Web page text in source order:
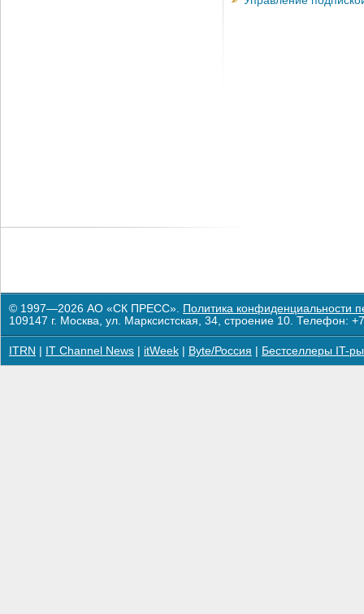
© 1997—2026 АО «СК ПРЕСС». Политика конфиденциальности
109147 г. Москва, ул. Марксистская, 34, строение 10. Телефон:
ITRN IT Channel News itWeek Byte/Россия Бестселлеры IT-